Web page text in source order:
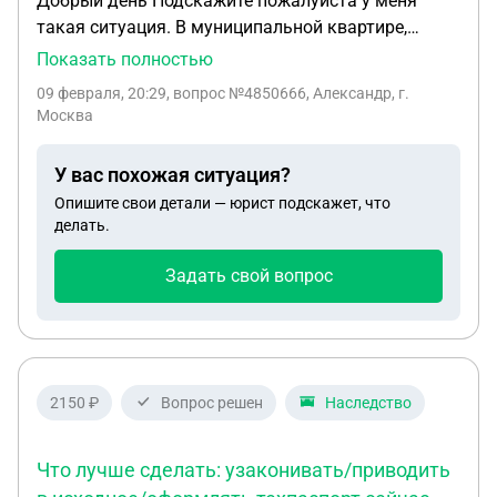
такая ситуация. В муниципальной квартире,
прописаны я и двое моих детей,+ брат по папиной
бабушка умерли кто был тут прописаны. Бабушка
меня могут быть действия? Насколько больше у
меня сейчас прав учитывая что дети тут мои
прописаны. Как мне осуществить приватизацию,
без согласия брата, какие вообще у меня шансы
на раздел имущества?
Показать полностью
09 февраля, 20:29, вопрос №4850666, Александр, г.
Москва
У вас похожая ситуация?
Опишите свои детали — юрист подскажет, что
делать.
Задать свой вопрос
2150 ₽ Вопрос решен Наследство
Что лучше сделать: узаконивать/приводить